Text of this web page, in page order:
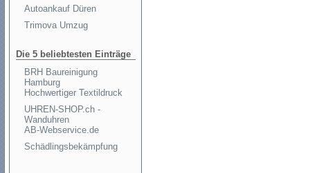
Autoankauf Düren
Trimova Umzug
Die 5 beliebtesten Einträge
BRH Baureinigung
Hamburg
Hochwertiger Textildruck
UHREN-SHOP.ch -
Wanduhren
AB-Webservice.de
Schädlingsbekämpfung